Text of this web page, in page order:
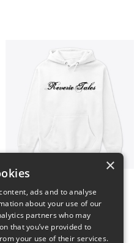
×
ads and to analyse
about your use of our
partners who may
that you’ve provided to
your use of their services.